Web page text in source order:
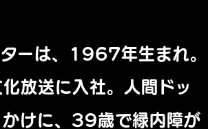
ーは、1967年生まれ。
放送に入社。人間ドッ
かけに、39歳で緑内障が